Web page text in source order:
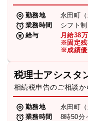
勤務地
永田町
業務時間
シフト
給与
月給38
※固定残
※成績優
税理士アシスタ
相続税申告のご相談
勤務地
永田町
業務時間
8時50分
相談先情報サイト
プライバシーポリ